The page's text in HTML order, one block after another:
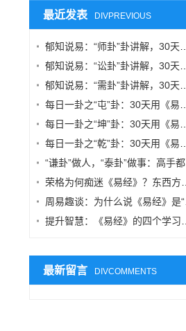
最近发表 DIVPREVIOUS
郁知说易：“师卦”卦讲解，30天用《易经》改变你的思维方式
郁知说易：“讼卦”卦讲解，30天用《易经》改变你的思维方式
郁知说易：“需卦”卦讲解，30天用《易经》改变你的思维方式
每日一卦之“屯”卦：30天用《易经》改变你的思维方式
每日一卦之“坤”卦：30天用《易经》改变你的思维方式
每日一卦之“乾”卦：30天用《易经》改变你的思维方式
“谦卦”做人，“泰卦”做事：高手都在用的易理智慧
荣格为何痴迷《易经》？东西方智慧在“共时性”中的交汇
周易趣谈：为什么说《易经》是“中国式系统思维”的源头？
提升智慧：《易经》的四个学习阶段，你在哪一层？
最新留言 DIVCOMMENTS